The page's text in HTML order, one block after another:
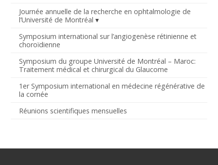
Journée annuelle de la recherche en ophtalmologie de
l’Université de Montréal
Symposium international sur l’angiogenèse rétinienne et
choroïdienne
Symposium du groupe Université de Montréal – Maroc:
Traitement médical et chirurgical du Glaucome
1er Symposium international en médecine régénérative de
la cornée
Réunions scientifiques mensuelles